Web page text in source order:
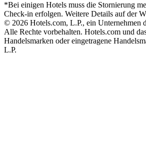
*Bei einigen Hotels muss die Stornierung
Check-in erfolgen. Weitere Details auf der
© 2026 Hotels.com, L.P., ein Unternehmen
Alle Rechte vorbehalten. Hotels.com und
Handelsmarken oder eingetragene
L.P.